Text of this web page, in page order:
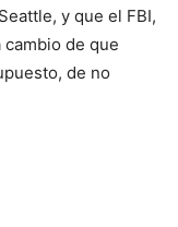
y que el FBI,
de que
de no